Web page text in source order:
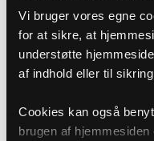
Vi bruger vores egne
for at sikre, at
understøtte
af indhold eller til
Cookies kan også
brugen af